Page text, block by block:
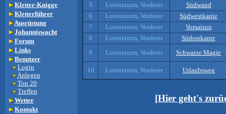
Kletter-Knigge
Kletterführer
Ausrüstung
Johanniswacht
Forum
Links
Benutzer
Login
Anlegen
Top 20
Treffen
Wetter
Kontakt
5
Lorenzturm, Vorderer
Südwand
6
Lorenzturm, Vorderer
Südwestkante
7
Lorenzturm, Vorderer
Vorsaison
8
Lorenzturm, Vorderer
Südostkante
9
Lorenzturm, Vorderer Schwarze Magie
10 Lorenzturm, Vorderer Urlaubsweg
[Hier geht's